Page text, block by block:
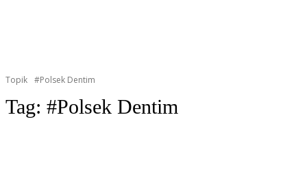
Topik #Polsek Dentim
Tag: #Polsek Dentim